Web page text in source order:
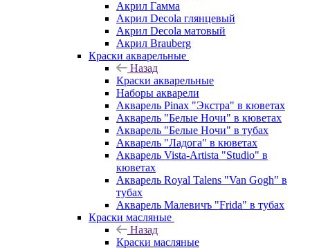
Акрил Гамма
Акрил Decola глянцевый
Акрил Decola матовый
Акрил Brauberg
Краски акварельные
Назад
Краски акварельные
Наборы акварели
Акварель Pinax "Экстра" в кюветах
Акварель "Белые Ночи" в кюветах
Акварель "Белые Ночи" в тубах
Акварель "Ладога" в кюветах
Акварель Vista-Artista "Studio" в
кюветах
Акварель Royal Talens "Van Gogh" в
тубах
Акварель Малевичъ "Frida" в тубах
Краски масляные
Назад
Краски масляные